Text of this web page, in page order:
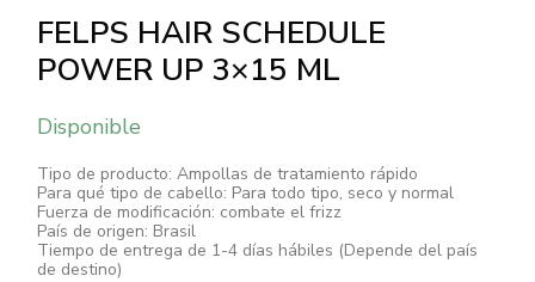
FELPS HAIR SCHEDULE
POWER UP 3×15 ML
Disponible
Tipo de producto: Ampollas de tratamiento rápido
Para qué tipo de cabello: Para todo tipo, seco y normal
Fuerza de modificación: combate el frizz
País de origen: Brasil
Tiempo de entrega de 1-4 días hábiles (Depende del país
de destino)